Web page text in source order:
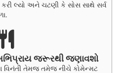
કરી લ્યો અને ચટણી કે સોસ સાથે સર્વ
જરૂરથી જણાવશો
વિનંતી તેમજ તમેજ નીચે કોમેન્મટ